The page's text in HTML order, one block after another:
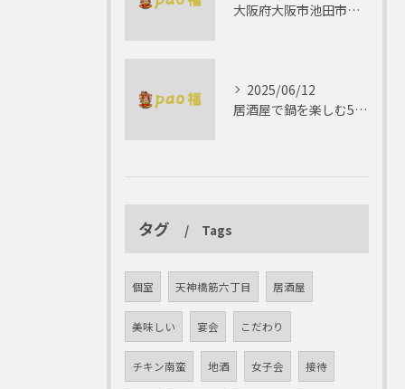
大阪府大阪市池田市で楽しむしゃぶしゃぶの魅力とは？
2025/06/12
居酒屋で鍋を楽しむ5つの理由 ゆったりとした時間を
タグ Tags
個室 天神橋筋六丁目 居酒屋
美味しい 宴会 こだわり
チキン南蛮 地酒 女子会 接待